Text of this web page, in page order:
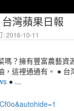
灣蘋果日報
: 2016-10-11
？擁有豐富農藝
這裡通通有。 ● 台
● ...